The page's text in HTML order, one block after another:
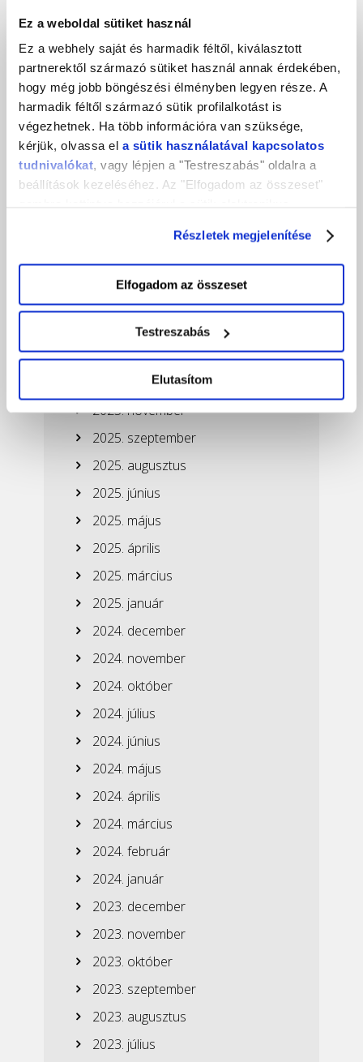
Ez a weboldal sütiket használ
Ez a webhely saját és harmadik féltől, kiválasztott
partnerektől származó sütiket használ annak érdekében,
hogy még jobb böngészési élményben legyen része. A
harmadik féltől származó sütik profilalkotást is
végezhetnek. Ha több információra van szüksége,
kérjük, olvassa el a sütik használatával kapcsolatos
tudnivalókat, vagy lépjen a "Testreszabás" oldalra a
beállítások kezeléséhez. Az "Elfogadom az összeset"
nyomva csak a szükséges sütik tárolását fogadja el.
Részletek megjelenítése
Elfogadom az összeset
Testreszabás
Elutasítom
Ez is érdekelhet!
2026. augusztus
2026. április
2026. március
2026. február
2026. január
2025. november
2025. szeptember
2025. augusztus
2025. június
2025. május
2025. április
2025. március
2025. január
2024. december
2024. november
2024. október
2024. július
2024. június
2024. május
2024. április
2024. március
2024. február
2024. január
2023. december
2023. november
2023. október
2023. szeptember
2023. augusztus
2023. július